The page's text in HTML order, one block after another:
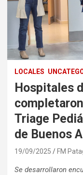
LOCALES
Hospitales
Triage
de Buenos
19/09/2025 FM
Se desarrollaron